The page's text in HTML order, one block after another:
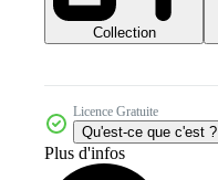
Collection
Licence Gratuite
Qu'est-ce que c'est ?
Plus d'infos